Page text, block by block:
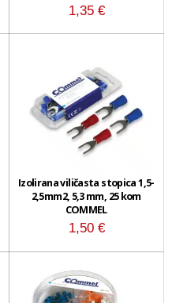
1,35 €
Izolirana viličasta stopica 1,5-
2,5mm2, 5,3 mm, 25 kom
COMMEL
1,50 €